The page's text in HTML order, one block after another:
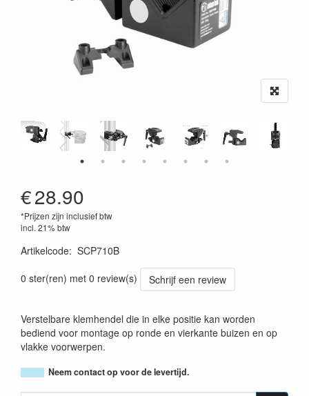
€28.90
*Prijzen zijn inclusief btw
incl. 21% btw
Artikelcode: SCP710B
0 ster(ren) met 0 review(s)
Schrijf een review
Verstelbare klemhendel die in elke positie kan worden
bediend voor montage op ronde en vierkante buizen en op
vlakke voorwerpen.
Neem contact op voor de levertijd.